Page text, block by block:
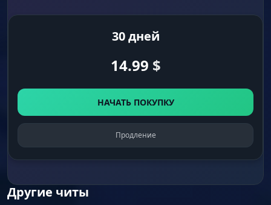
сенсу и параметры при первом запуске.
Скачал, запустил — и сразу в бой.
макросы всегда актуальны под текущую мету.
Security (Безопасность)
Undetected Since 2019
30 дней
14.99 $
НАЧАТЬ ПОКУПКУ
Продление
Другие читы